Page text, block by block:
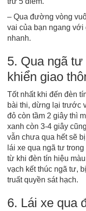
– Qua đường vòng
vai của bạn ngang
nhanh.
5. Qua ngã
khiển giao
Tốt nhất khi đến đèn
bài thi, dừng lại trước
đỏ còn tầm 2 giây thì
xanh còn 3-4 giây
vẫn chưa qua hết sẽ
lái xe qua ngã tư
từ khi đèn tín hiệu
vạch kết thúc ngã tư,
truất quyền sát hạch.
6. Lái xe qua